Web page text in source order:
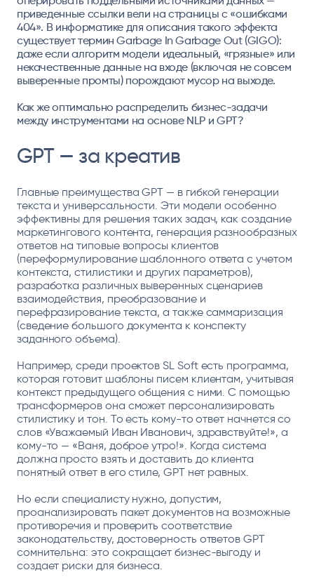
приведенные ссылки вели на страницы с «ошибками
404». В информатике для описания такого эффекта
существует термин Garbage In Garbage Out (GIGO):
даже если алгоритм модели идеальный, «грязные» или
некачественные данные на входе (включая не совсем
выверенные промты) порождают мусор на выходе.
Как же оптимально распределить бизнес-задачи
между инструментами на основе NLP и GPT?
GPT — за креатив
Главные преимущества GPT — в гибкой генерации
текста и универсальности. Эти модели особенно
эффективны для решения таких задач, как создание
маркетингового контента, генерация разнообразных
ответов на типовые вопросы клиентов
(переформулирование шаблонного ответа с учетом
контекста, стилистики и других параметров),
разработка различных выверенных сценариев
взаимодействия, преобразование и
перефразирование текста, а также саммаризация
(сведение большого документа к конспекту
заданного объема).
Например, среди проектов SL Soft есть программа,
которая готовит шаблоны писем клиентам, учитывая
контекст предыдущего общения с ними. С помощью
трансформеров она сможет персонализировать
стилистику и тон. То есть кому-то ответ начнется со
слов «Уважаемый Иван Иванович, здравствуйте!», а
кому-то — «Ваня, доброе утро!». Когда система
должна просто взять и доставить до клиента
понятный ответ в его стиле, GPT нет равных.
Но если специалисту нужно, допустим,
проанализировать пакет документов на возможные
противоречия и проверить соответствие
законодательству, достоверность ответов GPT
сомнительна: это сокращает бизнес-выгоду и
создает риски для бизнеса.